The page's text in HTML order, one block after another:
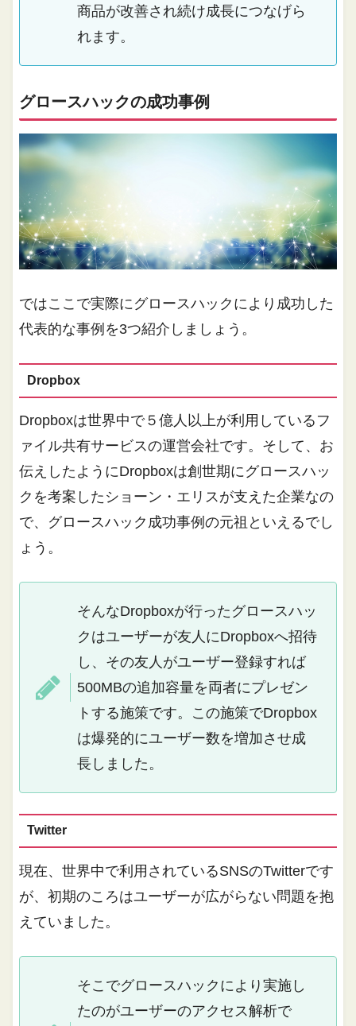
商品が改善され続け成長につなげら
れます。
グロースハックの成功事例
ではここで実際にグロースハックにより成功した
代表的な事例を3つ紹介しましょう。
Dropbox
Dropboxは世界中で５億人以上が利用しているフ
ァイル共有サービスの運営会社です。そして、お
伝えしたようにDropboxは創世期にグロースハッ
クを考案したショーン・エリスが支えた企業なの
で、グロースハック成功事例の元祖といえるでし
ょう。
そんなDropboxが行ったグロースハッ
クはユーザーが友人にDropboxへ招待
し、その友人がユーザー登録すれば
500MBの追加容量を両者にプレゼン
トする施策です。この施策でDropbox
は爆発的にユーザー数を増加させ成
長しました。
Twitter
現在、世界中で利用されているSNSのTwitterです
が、初期のころはユーザーが広がらない問題を抱
えていました。
そこでグロースハックにより実施し
たのがユーザーのアクセス解析で